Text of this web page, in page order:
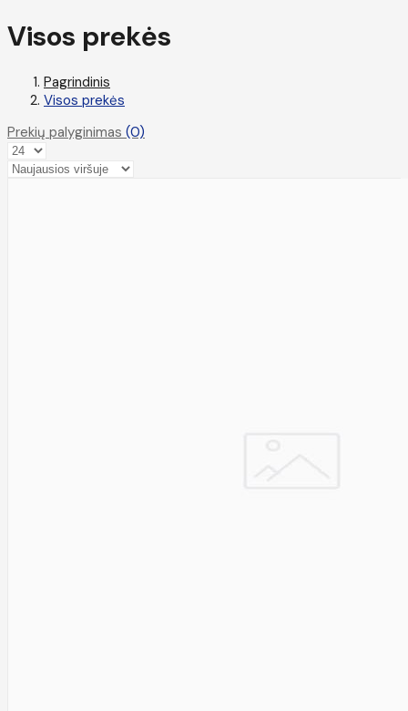
Visos prekės
Pagrindinis
Visos prekės
Prekių palyginimas (0)